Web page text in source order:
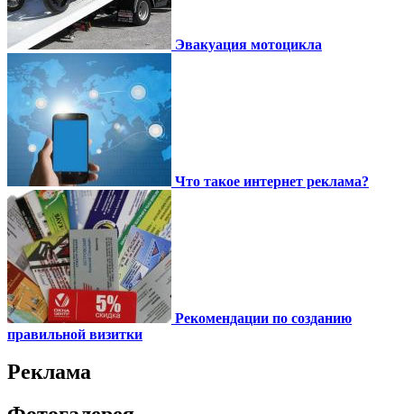
Эвакуация мотоцикла
Что такое интернет реклама?
Рекомендации по созданию
правильной визитки
Реклама